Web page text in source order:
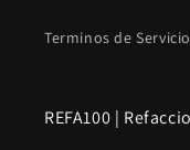
Terminos de Servicio
REFA100 |